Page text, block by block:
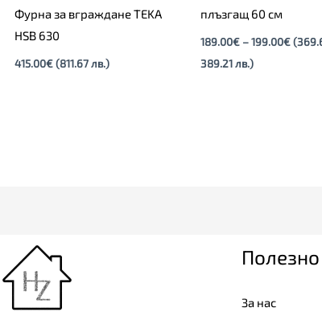
Фурна за вграждане TEKA
HSB 630
415.00€(811.67 лв.)
плъзгащ 60 см
189.00€ – 199.00€
389.21 лв.)
Полезно
За нас